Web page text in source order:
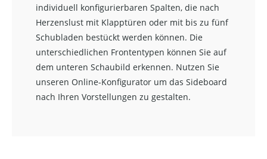
individuell konfigurierbaren Spalten, die nach
Herzenslust mit Klapptüren oder mit bis zu fünf
Schubladen bestückt werden können. Die
unterschiedlichen Frontentypen können Sie auf
dem unteren Schaubild erkennen. Nutzen Sie
unseren Online-Konfigurator um das Sideboard
nach Ihren Vorstellungen zu gestalten.